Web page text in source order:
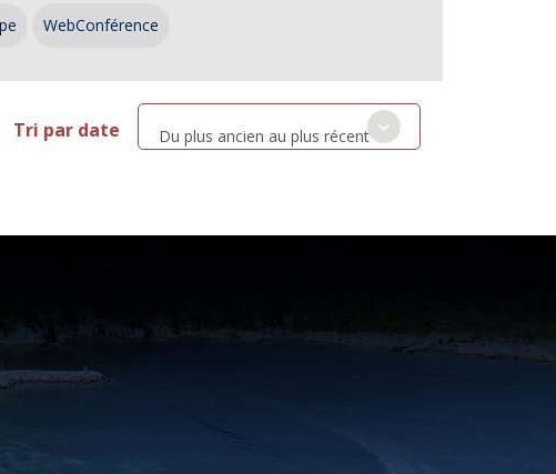
WebConférence
Tri par date Du plus ancien au plus récent